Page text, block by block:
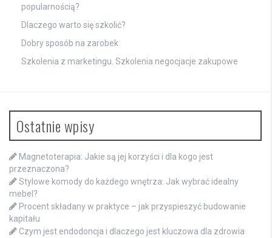
popularnością?
Dlaczego warto się szkolić?
Dobry sposób na zarobek
Szkolenia z marketingu. Szkolenia negocjacje zakupowe
Ostatnie wpisy
Magnetoterapia: Jakie są jej korzyści i dla kogo jest
przeznaczona?
Stylowe komody do każdego wnętrza: Jak wybrać idealny
mebel?
Procent składany w praktyce – jak przyspieszyć budowanie
kapitału
Czym jest endodoncja i dlaczego jest kluczowa dla zdrowia